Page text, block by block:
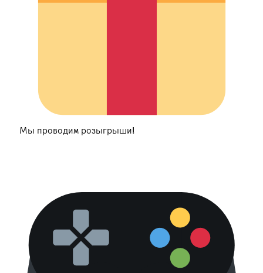
Мы проводим розыгрыши!